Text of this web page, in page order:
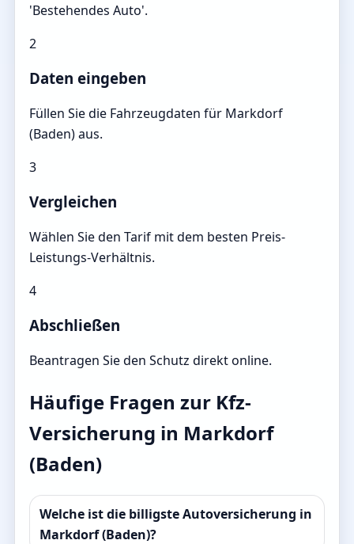
'Bestehendes Auto'.
2
Daten eingeben
Füllen Sie die Fahrzeugdaten für Markdorf
(Baden) aus.
3
Vergleichen
Wählen Sie den Tarif mit dem besten Preis-
Leistungs-Verhältnis.
4
Abschließen
Beantragen Sie den Schutz direkt online.
Häufige Fragen zur Kfz-
Versicherung in Markdorf
(Baden)
Welche ist die billigste Autoversicherung in
Markdorf (Baden)?